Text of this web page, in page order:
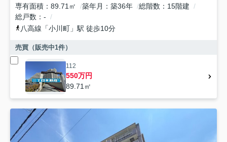
専有面積
89.71㎡ 築年月 築36年 総階数
15階建
総戸数
-
八高線 「小川町 」駅 徒歩10分
売買（販売中1件）
112
550万円
89.71㎡